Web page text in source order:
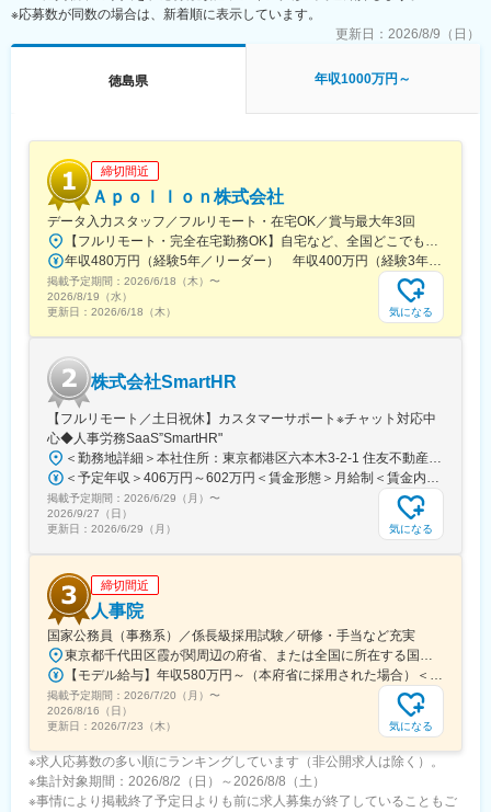
◇男性の育児休業取得率69％、女性の育児休業取得率は100％
と、働き続けられる環境も整っております。
四国化成Gが長期ビジョンで目指す姿は「独創力で、"一歩先行く
得、現在でも世界シェア1位となっておりますが、5G・6G関連で
更なるニーズ増を見込んでいます。有機化成品分野の「ネオクロ
ール」はプールや浄化槽の消毒にて国内シェアトップとなってい
ます。研究開発力があり、少数精鋭で小回りが利く当社だからこ
そ参入できるニッチな市場で、高付加価値の製品を開発・提供し
続けて参ります。
※応募数が同数の場合は、新着順に表示しています。
更新日： 2026/8/9（日）
徳島県 年収1000万円～
締切間近
Ａｐｏｌｌｏｎ株式会社
データ入力スタッフ／フルリモート・在宅OK／賞与最大年3回
【フルリモート・完全在宅勤務OK】自宅など、全国どこでもあなたが働きやすい場所で働けます★転居を伴う転勤なし★全国47都道府県どこからでも応募OK【本社】東京都新宿区山吹町130番地の15 茜ビル2-A＜アクセス＞有楽町線「江戸川橋駅」、東西線「東西線」より徒歩10分※受動喫煙対策：あり
年収480万円（経験5年／リーダー） 年収400万円（経験3年／メンバー）
掲載予定期間： 2026/6/18（木） 〜
2026/8/19（水）
更新日： 2026/6/18（木） 気になる
株式会社SmartHR
【フルリモート／土日祝休】カスタマーサポート※チャット対応中
心◆人事労務SaaS”SmartHR"
＜勤務地詳細＞本社住所：東京都港区六本木3-2-1 住友不動産六本木グランドタワー勤務地最寄駅：東京メトロ南北線／六本木一丁目駅受動喫煙対策：屋内全面禁煙変更の範囲：会社の定める事業所（リモートワーク含む）
＜予定年収＞406万円～602万円＜賃金形態＞月給制＜賃金内訳＞月額（基本給）：212,480円～315,200円その他固定手当/月：5,000円固定残業手当/月：77,520円～114,800円（固定残業時間45時間0分/月）超過した時間外労働の残業手当は追加支給＜月給＞295,000円～435,000円（一律手当を含む）＜昇給有無＞有＜残業手当＞有賃金はあくまでも目安の金額であり、選考を通じて上下する可能性があります。月給(月額)は固定手当を含めた表記です。
掲載予定期間： 2026/6/29（月） 〜
2026/9/27（日）
更新日： 2026/6/29（月） 気になる
締切間近
人事院
国家公務員（事務系）／係長級採用試験／研修・手当など充実
東京都千代田区霞が関周辺の府省、または全国に所在する国の行政機関の庁舎＜主な勤務地＞・府省合同A：おもに霞が関周辺の本府省・府省合同B：本府省を含む全国の行政機関・国税庁（国税局、国税事務所）※職務により、全国および海外での活躍のチャンスもあります※就業場所の変更の範囲：各府省の定める場所
【モデル給与】年収580万円～（本府省に採用された場合）＜給与＞月給27万6,300円～＋各種手当＋賞与（2025年度は4.65カ月分）採用時の俸給月額（いわゆる基本給）は、採用された方の経験年数と同程度の経験年数を有する国家公務員が受ける俸給月額との均衡を考慮して決定します ※支給要件を満たした場合は、次のような諸手当が支給されます。└地域手当、本府省業務調整手当、通勤手当、住居手当、扶養手当、超過勤務手当 など※俸給月額等は2026年４月１日現在の「一般職の職員の給与に関する法律」の規定によるものです
掲載予定期間： 2026/7/20（月） 〜
2026/8/16（日）
更新日： 2026/7/23（木） 気になる
※求人応募数の多い順にランキングしています（非公開求人は除く）。
※集計対象期間：2026/8/2（日）～2026/8/8（土）
※事情により掲載終了予定日よりも前に求人募集が終了していることもご